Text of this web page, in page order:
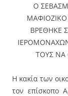
Ο
ΒΡΕΘΗΚΕ
ΤΟΥΣ ΝΑ
Η κακία των
τον επίσκοπο